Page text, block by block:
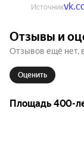
Источник
Отзывы и
Отзывов ещё нет,
Оценить
Площадь 400-